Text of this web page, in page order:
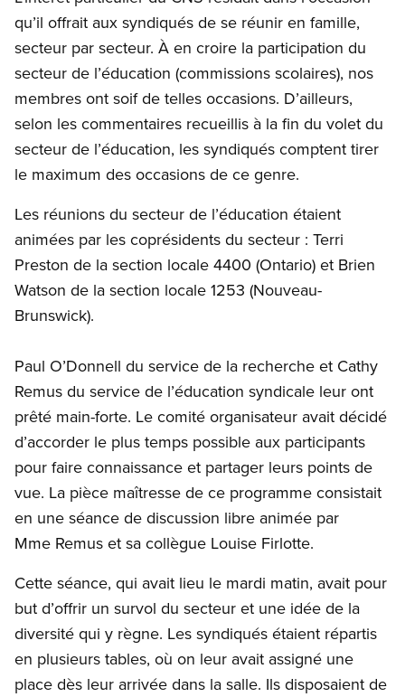
qu’il offrait aux syndiqués de se réunir en famille,
secteur par secteur. À en croire la participation du
secteur de l’éducation (commissions scolaires), nos
membres ont soif de telles occasions. D’ailleurs,
selon les commentaires recueillis à la fin du volet du
secteur de l’éducation, les syndiqués comptent tirer
le maximum des occasions de ce genre.
Les réunions du secteur de l’éducation étaient
animées par les coprésidents du secteur : Terri
Preston de la section locale 4400 (Ontario) et Brien
Watson de la section locale 1253 (Nouveau-
Brunswick).
Paul O’Donnell du service de la recherche et Cathy
Remus du service de l’éducation syndicale leur ont
prêté main-forte. Le comité organisateur avait décidé
d’accorder le plus temps possible aux participants
pour faire connaissance et partager leurs points de
vue. La pièce maîtresse de ce programme consistait
en une séance de discussion libre animée par
Mme Remus et sa collègue Louise Firlotte.
Cette séance, qui avait lieu le mardi matin, avait pour
but d’offrir un survol du secteur et une idée de la
diversité qui y règne. Les syndiqués étaient répartis
en plusieurs tables, où on leur avait assigné une
place dès leur arrivée dans la salle. Ils disposaient de